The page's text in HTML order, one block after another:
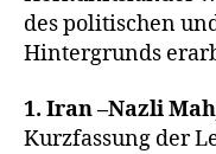
des politischen
Hintergrunds
1. Iran –Nazli
Kurzfassung der